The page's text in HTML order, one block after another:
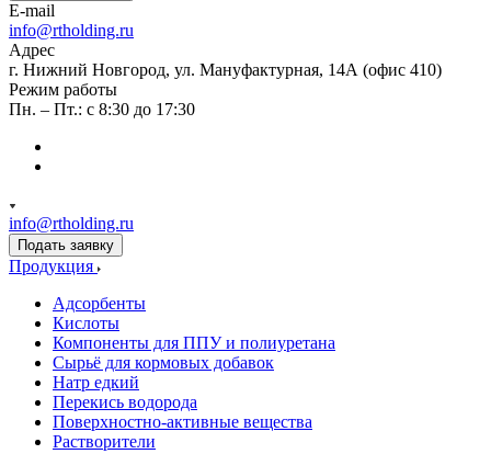
E-mail
info@rtholding.ru
Адрес
г. Нижний Новгород, ул. Мануфактурная, 14А (офис 410)
Режим работы
Пн. – Пт.: с 8:30 до 17:30
info@rtholding.ru
Подать заявку
Продукция
Адсорбенты
Кислоты
Компоненты для ППУ и полиуретана
Сырьё для кормовых добавок
Натр едкий
Перекись водорода
Поверхностно-активные вещества
Растворители